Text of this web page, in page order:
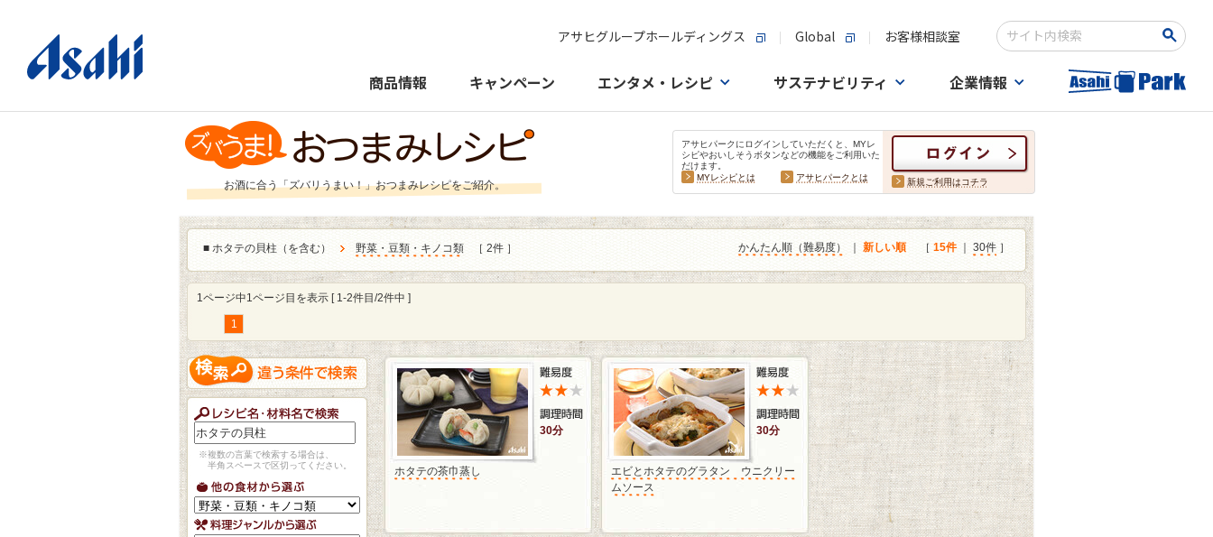
アサヒグループホールディングス Global お客様相談室
検索キーワード入力
商品情報 キャンペーン エンタメ・レシピ サステナビリティ 企業情報
お酒に合う「ズバリうまい！」おつまみレシピをご紹介。
アサヒパークにログインしていただくと、MYレ
シピやおいしそうボタンなどの機能をご利用いた
だけます。
MYレシピとは
アサヒパークとは 新規ご利用はコチラ
■ ホタテの貝柱（を含む） 野菜・豆類・キノコ類 ［ 2件 ］ かんたん順（難易度） 新しい順 ［ 15件｜ 30件 ］
1ページ中1ページ目を表示 [ 1-2件目/2件中 ]
1
※複数の言葉で検索する場合は、
半角スペースで区切ってください。
30分
ホタテの茶巾蒸し
30分
エビとホタテのグラタン ウニクリー
ムソース